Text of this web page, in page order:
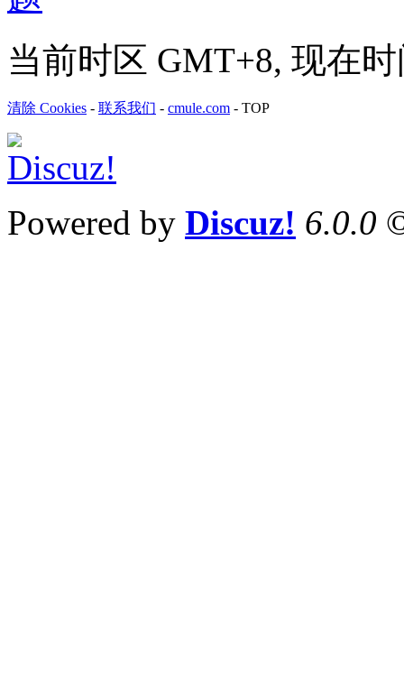
当前时区 GMT+8, 现在
清除 Cookies - 联系我们 - cmule.com - TOP
Powered by Discuz! 6.0.0